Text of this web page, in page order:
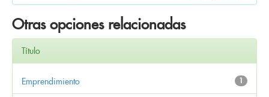
Otras opciones relacionadas
Título
1
Emprendimiento